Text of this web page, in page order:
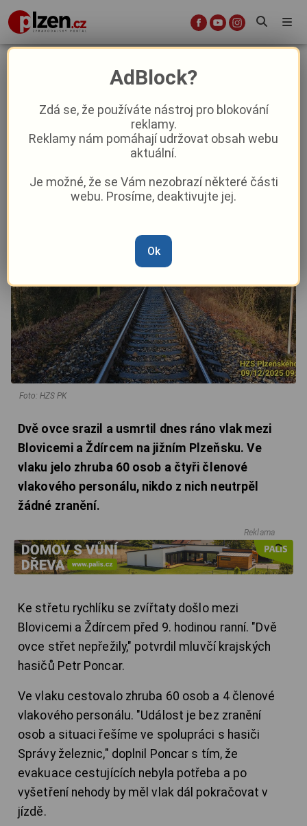
Rychlík na Plzeňsku najel do ovcí,
zvířata srážku nepřežila
9. 12. 2025|11:06
Foto: HZS PK
Dvě ovce srazil a usmrtil dnes ráno vlak mezi
Blovicemi a Ždírcem na jižním Plzeňsku. Ve
vlaku jelo zhruba 60 osob a čtyři členové
vlakového personálu, nikdo z nich neutrpěl
žádné zranění.
Reklama
Ke střetu rychlíku se zvířtaty došlo mezi
Blovicemi a Ždírcem před 9. hodinou ranní. "Dvě
ovce střet nepřežily," potvrdil mluvčí krajských
hasičů Petr Poncar.
Ve vlaku cestovalo zhruba 60 osob a 4 členové
vlakového personálu. "Událost je bez zranění
osob a situaci řešíme ve spolupráci s hasiči
Správy železnic," doplnil Poncar s tím, že
evakuace cestujících nebyla potřeba a po
vyšetření nehody by měl vlak dál pokračovat v
jízdě.
AdBlock?
Zdá se, že používáte nástroj pro blokování
reklamy.
Reklamy nám pomáhají udržovat obsah webu
aktuální.
Je možné, že se Vám nezobrazí některé části
webu. Prosíme, deaktivujte jej.
Ok